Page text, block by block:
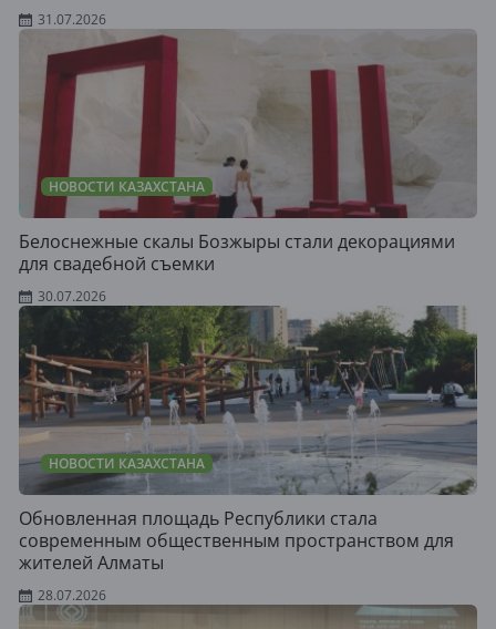
31.07.2026
НОВОСТИ КАЗАХСТАНА
Белоснежные скалы Бозжыры стали декорациями
для свадебной съемки
30.07.2026
НОВОСТИ КАЗАХСТАНА
Обновленная площадь Республики стала
современным общественным пространством для
жителей Алматы
28.07.2026